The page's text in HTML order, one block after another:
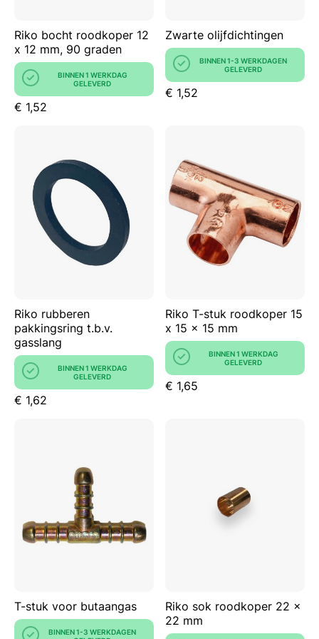
Riko bocht roodkoper 12
x 12 mm, 90 graden
BINNEN 1 WERKDAG
GELEVERD
€ 1,52
Zwarte olijfdichtingen
BINNEN 1-3 WERKDAGEN
GELEVERD
€ 1,52
Riko rubberen
pakkingsring t.b.v.
gasslang
BINNEN 1 WERKDAG
GELEVERD
€ 1,62
Riko T-stuk roodkoper 15
x 15 x 15 mm
BINNEN 1 WERKDAG
GELEVERD
€ 1,65
T-stuk voor butaangas
BINNEN 1-3 WERKDAGEN
Riko sok roodkoper 22 x
22 mm